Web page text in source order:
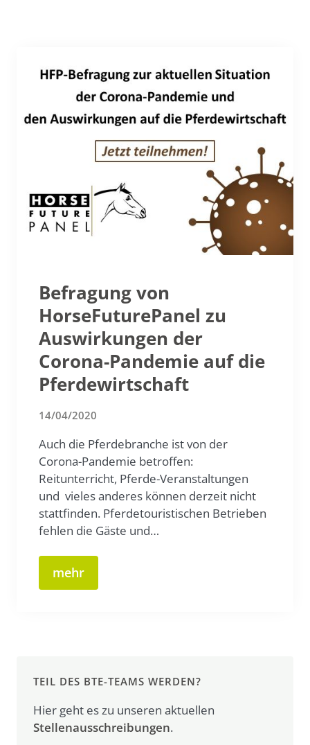
Befragung von
HorseFuturePanel zu
Auswirkungen der
Corona-Pandemie auf die
Pferdewirtschaft
14/04/2020
Auch die Pferdebranche ist von der
Corona-Pandemie betroffen:
Reitunterricht, Pferde-Veranstaltungen
und vieles anderes können derzeit nicht
stattfinden. Pferdetouristischen Betrieben
fehlen die Gäste und…
mehr
TEIL DES BTE-TEAMS WERDEN?
Hier geht es zu unseren aktuellen
Stellenausschreibungen.